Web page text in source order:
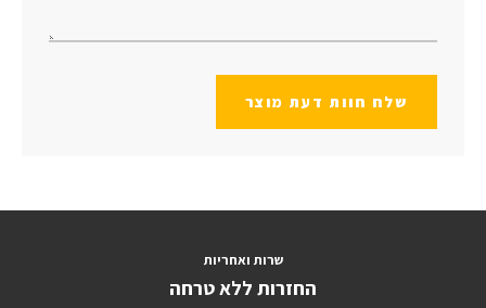
שלח חוות דעת מוצר
שרות ואחריות
החזרות ללא טרחה